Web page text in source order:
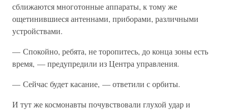
сближаются многотонные аппараты, к тому же
ощетинившиеся антеннами, приборами, различными
устройствами.
— Спокойно, ребята, не торопитесь, до конца зоны есть
время, — предупредили из Центра управления.
— Сейчас будет касание, — ответили с орбиты.
И тут же космонавты почувствовали глухой удар и